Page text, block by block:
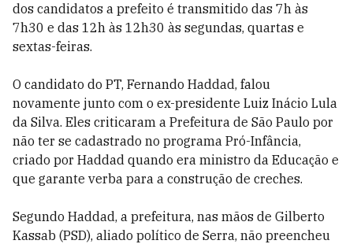
dos candidatos a prefeito é transmitido das 7h às
7h30 e das 12h às 12h30 às segundas, quartas e
sextas-feiras.
O candidato do PT, Fernando Haddad, falou
novamente junto com o ex-presidente Luiz Inácio Lula
da Silva. Eles criticaram a Prefeitura de São Paulo por
não ter se cadastrado no programa Pró-Infância,
criado por Haddad quando era ministro da Educação e
que garante verba para a construção de creches.
Segundo Haddad, a prefeitura, nas mãos de Gilberto
Kassab (PSD), aliado político de Serra, não preencheu